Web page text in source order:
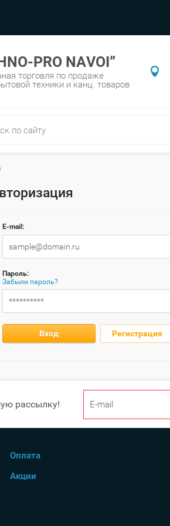
PRO NAVOI”
торговля по продаже
техники и канц. товаров
E-mail:
Пароль:
Забыли пароль?
Регистрация
Вход
рассылку!
Оплата
Акции